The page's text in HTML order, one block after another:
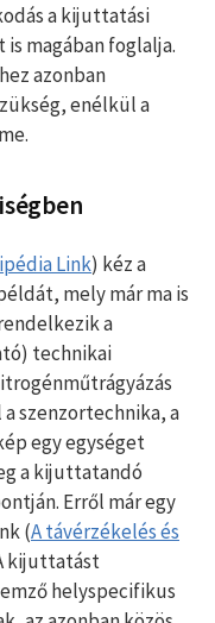
a kijuttatási
magában foglalja.
azonban
enélkül a
Link) kéz a
mely már ma is
a
technikai
szenzortechnika, a
egy egységet
a kijuttatandó
Erről már egy
(A távérzékelés és
kijuttatást
helyspecifikus